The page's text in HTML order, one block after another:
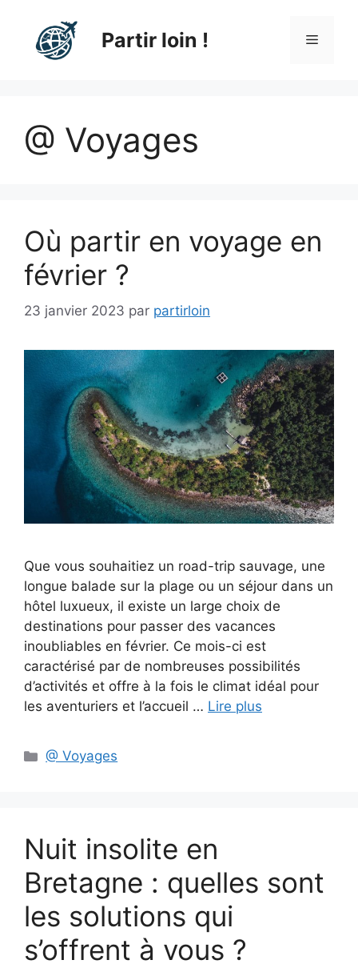
contenu
Partir loin ! Menu
@ Voyages
Où partir en voyage en
février ?
23 janvier 2023 par partirloin
Que vous souhaitiez un road-trip sauvage, une
longue balade sur la plage ou un séjour dans un
hôtel luxueux, il existe un large choix de
destinations pour passer des vacances
inoubliables en février. Ce mois-ci est
caractérisé par de nombreuses possibilités
d’activités et offre à la fois le climat idéal pour
les aventuriers et l’accueil … Lire plus
Catégories
@ Voyages
Nuit insolite en
Bretagne : quelles sont
les solutions qui
s’offrent à vous ?